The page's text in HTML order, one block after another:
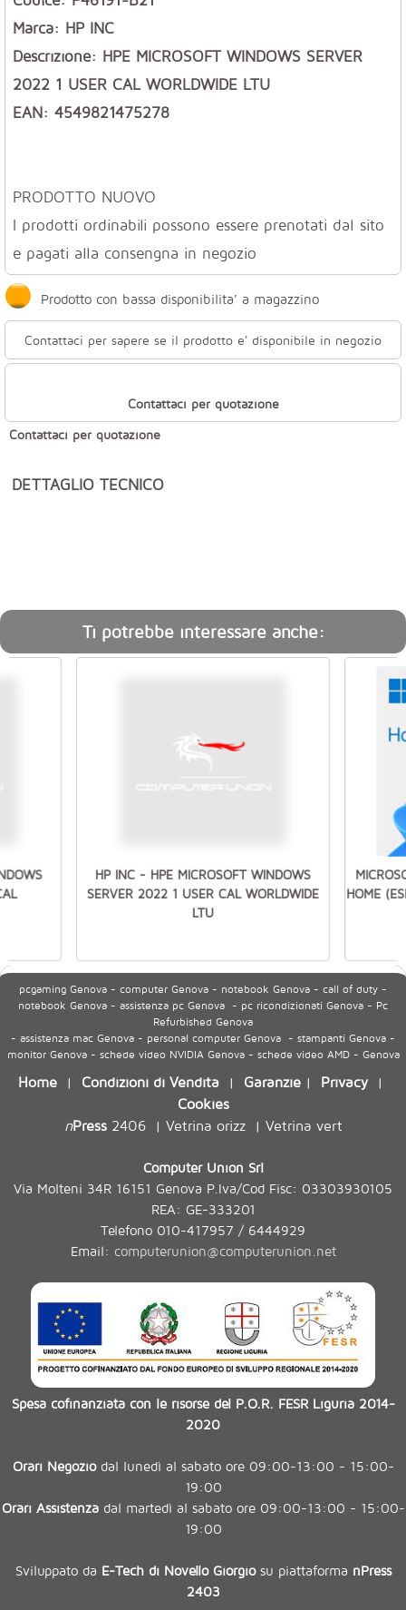
Marca: HP INC
Descrizione: HPE MICROSOFT WINDOWS SERVER
2022 1 USER CAL WORLDWIDE LTU
EAN: 4549821475278
PRODOTTO NUOVO
I prodotti ordinabili possono essere prenotati dal sito
e pagati alla consengna in negozio
Prodotto con bassa disponibilita' a magazzino
Contattaci per sapere se il prodotto e' disponibile in negozio
Contattaci per quotazione
Contattaci per quotazione
DETTAGLIO TECNICO
Ti potrebbe interessare anche:
HP INC - HPE MICROSOFT WINDOWS
SERVER 2022 1 USER CAL WORLDWIDE
LTU
HOME
pcgaming Genova - computer Genova - notebook Genova - call of duty -
notebook Genova - assistenza pc Genova - pc ricondizionati Genova - Pc
Refurbished Genova
- assistenza mac Genova - personal computer Genova - stampanti Genova -
monitor Genova - schede video NVIDIA Genova - schede video AMD - Genova
Home | Condizioni di Vendita | Garanzie | Privacy|
Cookies
nPress2406| Vetrina orizz| Vetrina vert
Computer Union Srl
Via Molteni 34R 16151 Genova P.Iva/Cod Fisc: 03303930105
REA: GE-333201
Telefono 010-417957 / 6444929
Email: computerunion@computerunion.net
Spesa cofinanziata con le risorse del P.O.R. FESR Liguria 2014-
2020
Orari Negoziodal lunedì al sabato ore 09:00-13:00 - 15:00-
19:00
Orari Assistenzadal martedì al sabato ore 09:00-13:00 - 15:00-
19:00
Sviluppato da E-Tech di Novello Giorgiosu piattaforma nPress
2403